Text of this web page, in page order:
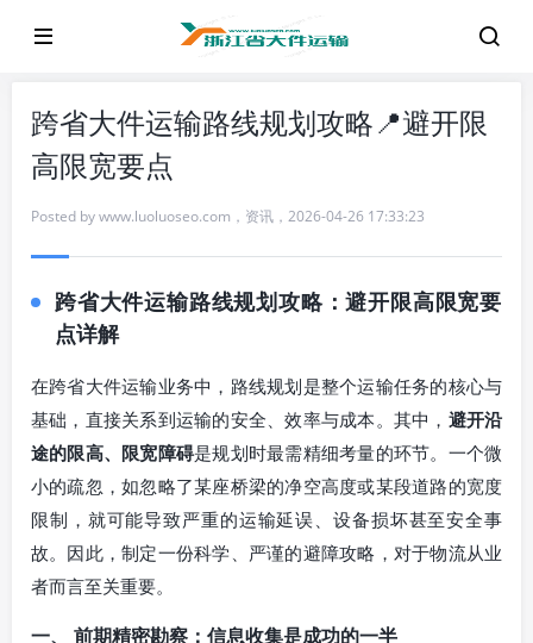
跨省大件运输路线规划攻略📍避开限
高限宽要点
Posted bywww.luoluoseo.com ， 资讯 ， 2026-04-26 17:33:23
跨省大件运输路线规划攻略：避开限高限宽要
点详解
在跨省大件运输业务中，路线规划是整个运输任务的核心与
基础，直接关系到运输的安全、效率与成本。其中， 避开沿
途的限高、限宽障碍是规划时最需精细考量的环节。一个微
小的疏忽，如忽略了某座桥梁的净空高度或某段道路的宽度
限制，就可能导致严重的运输延误、设备损坏甚至安全事
故。因此，制定一份科学、严谨的避障攻略，对于物流从业
者而言至关重要。
一、 前期精密勘察：信息收集是成功的一半